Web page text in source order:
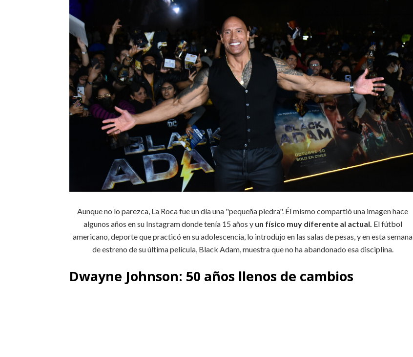
Aunque no lo parezca, La Roca fue un día una "pequeña piedra". Él mismo compartió una imagen hace
algunos años en su Instagram donde tenía 15 años y un físico muy diferente al actual. El fútbol
americano, deporte que practicó en su adolescencia, lo introdujo en las salas de pesas, y en esta semana
de estreno de su última película, Black Adam, muestra que no ha abandonado esa disciplina.
Dwayne Johnson: 50 años llenos de cambios